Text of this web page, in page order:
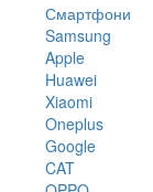
Смартфони
Samsung
Apple
Huawei
Xiaomi
Oneplus
Google
CAT